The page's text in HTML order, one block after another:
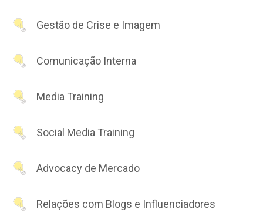
Gestão de Crise e Imagem
Comunicação Interna
Media Training
Social Media Training
Advocacy de Mercado
Relações com Blogs e Influenciadores